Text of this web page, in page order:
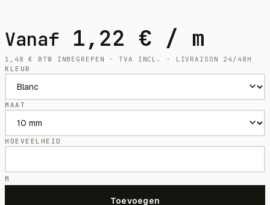
Vanaf 1,22 € / m
1,48€
BTW INBEGREPEN · TVA INCL. · LIVRAISON 24/48H
KLEUR
MAAT
HOEVEELHEID
M